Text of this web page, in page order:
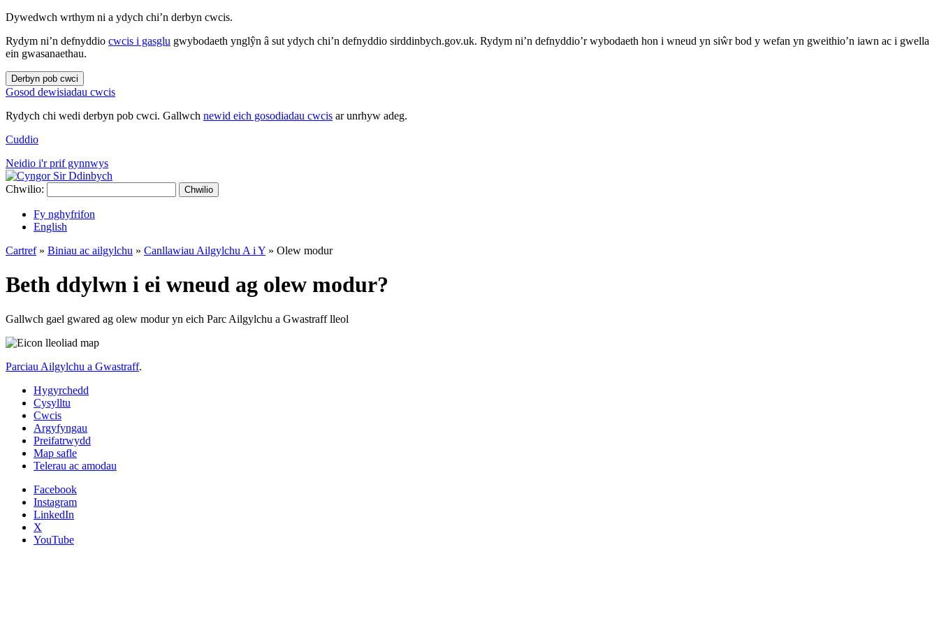
Dywedwch wrthym ni a ydych chi’n derbyn cwcis.
Rydym ni’n defnyddio cwcis i gasglu gwybodaeth ynglŷn â sut ydych chi’n defnyddio sirddinbych.gov.uk. Rydym ni’n defnyddio’r wybodaeth hon i wneud yn siŵr bod y wefan yn gweithio’n iawn ac i gwella
ein gwasanaethau.
Derbyn pob cwci
Gosod dewisiadau cwcis
Rydych chi wedi derbyn pob cwci. Gallwch newid eich gosodiadau cwcis ar unrhyw adeg.
Cuddio
Neidio i'r prif gynnwys
Chwilio: Chwilio
Fy nghyfrifon
English
Cartref» Biniau ac ailgylchu » Canllawiau Ailgylchu A i Y » Olew modur
Beth ddylwn i ei wneud ag olew modur?
Gallwch gael gwared ag olew modur yn eich Parc Ailgylchu a Gwastraff lleol
Parciau Ailgylchu a Gwastraff.
Hygyrchedd
Cysylltu
Cwcis
Argyfyngau
Preifatrwydd
Map safle
Telerau ac amodau
Facebook
Instagram
LinkedIn
X
YouTube